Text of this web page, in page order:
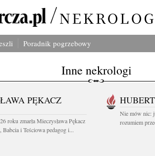
Poradnik pogrzebowy
Inne nekrologi
PĘKACZ
roku zmarła Mieczysława Pękacz
Babcia i Teściowa pedagog i...
Nie mów nic:
rozumiem